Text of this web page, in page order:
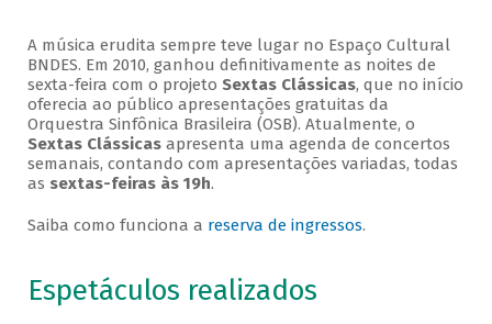
A música erudita sempre teve lugar no Espaço Cultural
BNDES. Em 2010, ganhou definitivamente as noites de
sexta-feira com o projeto Sextas Clássicas, que no início
oferecia ao público apresentações gratuitas da
Orquestra Sinfônica Brasileira (OSB). Atualmente, o
Sextas Clássicasapresenta uma agenda de concertos
semanais, contando com apresentações variadas, todas
as sextas-feiras às 19h.
Saiba como funciona a reserva de ingressos.
Espetáculos realizados